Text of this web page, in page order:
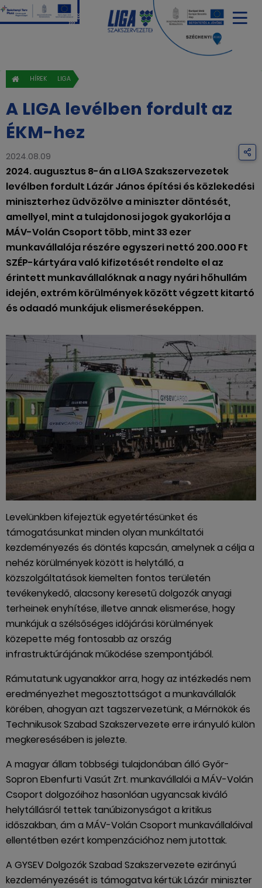
HÍREK LIGA
A LIGA levélben fordult az
ÉKM-hez
2024.08.09
2024. augusztus 8-án a LIGA Szakszervezetek
levélben fordult Lázár János építési és közlekedési
miniszterhez üdvözölve a miniszter döntését,
amellyel, mint a tulajdonosi jogok gyakorlója a
MÁV-Volán Csoport több, mint 33 ezer
munkavállalója részére egyszeri nettó 200.000 Ft
SZÉP-kártyára való kifizetését rendelte el az
érintett munkavállalóknak a nagy nyári hőhullám
idején, extrém körülmények között végzett kitartó
és odaadó munkájuk elismeréseképpen.
Levelünkben kifejeztük egyetértésünket és
támogatásunkat minden olyan munkáltatói
kezdeményezés és döntés kapcsán, amelynek a célja a
nehéz körülmények között is helytálló, a
közszolgáltatások kiemelten fontos területén
tevékenykedő, alacsony keresetű dolgozók anyagi
terheinek enyhítése, illetve annak elismerése, hogy
munkájuk a szélsőséges időjárási körülmények
közepette még fontosabb az ország
infrastruktúrájának működése szempontjából.
Rámutatunk ugyanakkor arra, hogy az intézkedés nem
eredményezhet megosztottságot a munkavállalók
körében, ahogyan azt tagszervezetünk, a Mérnökök és
Technikusok Szabad Szakszervezete erre irányuló külön
megkeresésében is jelezte.
A magyar állam többségi tulajdonában álló Győr-
Sopron Ebenfurti Vasút Zrt. munkavállalói a MÁV-Volán
Csoport dolgozóihoz hasonlóan ugyancsak kiváló
helytállásról tettek tanúbizonyságot a kritikus
időszakban, ám a MÁV-Volán Csoport munkavállalóival
ellentétben ezért kompenzációhoz nem jutottak.
A GYSEV Dolgozók Szabad Szakszervezete ezirányú
kezdeményezését is támogatva kértük Lázár miniszter